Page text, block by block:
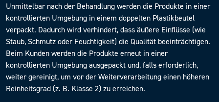
Unmittelbar nach der Behandlung werden die Produkte in einer
kontrollierten Umgebung in einem doppelten Plastikbeutel
verpackt. Dadurch wird verhindert, dass äußere Einflüsse (wie
Staub, Schmutz oder Feuchtigkeit) die Qualität beeinträchtigen.
Beim Kunden werden die Produkte erneut in einer
kontrollierten Umgebung ausgepackt und, falls erforderlich,
weiter gereinigt, um vor der Weiterverarbeitung einen höheren
Reinheitsgrad (z. B. Klasse 2) zu erreichen.